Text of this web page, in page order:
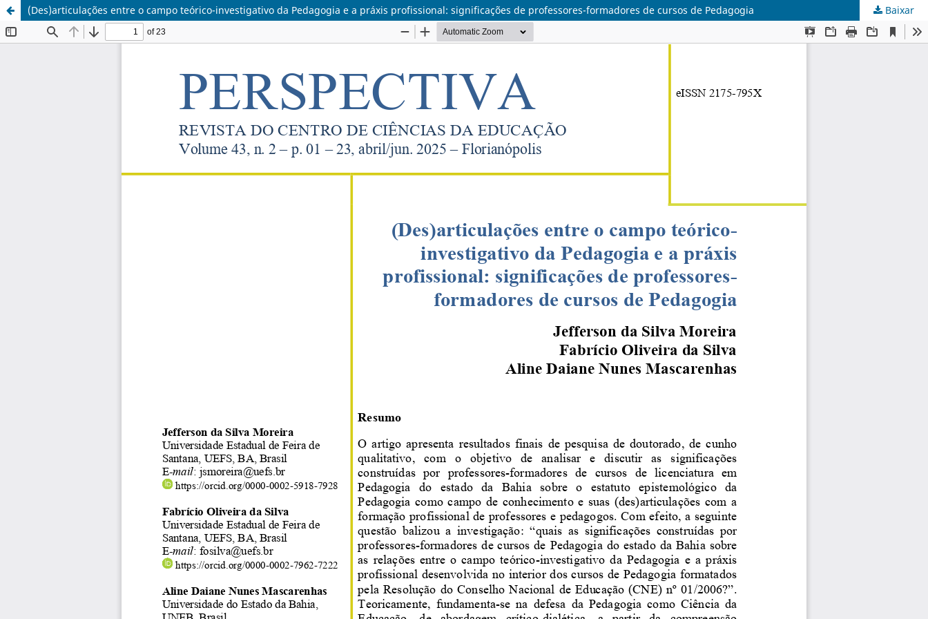
(Des)articulações entre o campo teórico-investigativo da Pedagogia e a práxis profissional: significações de professores-formadores de cursos de Pedagogia Baixar